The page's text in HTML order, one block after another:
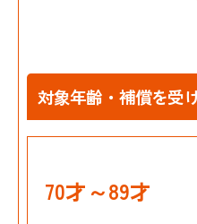
対象年齢・補償を受
70才～89才